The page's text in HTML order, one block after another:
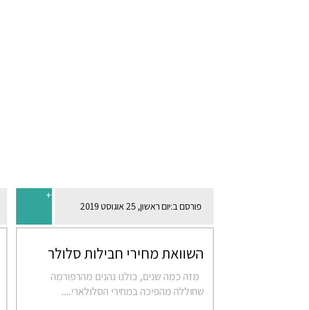
פורסם ב:יום ראשון, 25 אוגוסט 2019
+
השוואת מחירי חבילות סלולר
מזה כמה שנים, כולנו נהנים מהרפורמה
שחוללה מהפיכה במחירי הסלולארי....